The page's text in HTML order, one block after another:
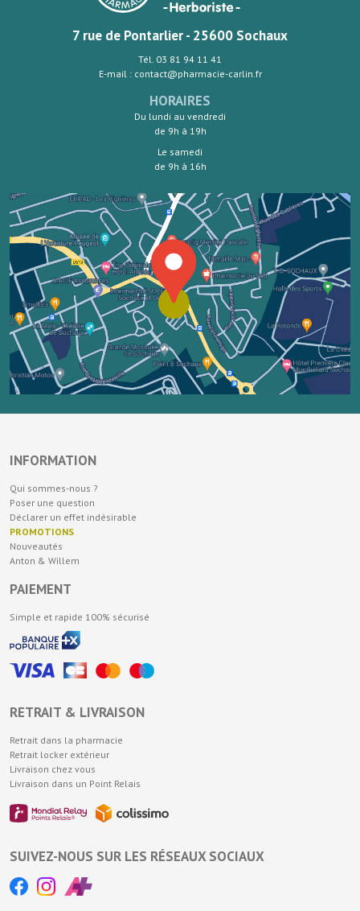
7 rue de Pontarlier - 25600 Sochaux
Tél. 03 81 94 11 41
E-mail : contact@pharmacie-carlin.fr
HORAIRES
Du lundi au vendredi
de 9h à 19h
Le samedi
de 9h à 16h
INFORMATION
Qui sommes-nous ?
Poser une question
Déclarer un effet indésirable
PROMOTIONS
Nouveautés
Anton & Willem
PAIEMENT
Simple et rapide 100% sécurisé
RETRAIT & LIVRAISON
Retrait dans la pharmacie
Retrait locker extérieur
Livraison chez vous
Livraison dans un Point Relais
SUIVEZ-NOUS SUR LES RÉSEAUX SOCIAUX